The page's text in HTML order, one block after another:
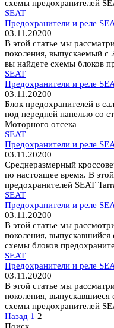
схемы предохранителей
SEAT
Предохранители и реле
03.11.20200
В этой статье мы
поколения, выпускаемый с
вы найдете схемы блоков
SEAT
Предохранители и реле
03.11.20200
Блок предохранителей в
под передней панелью со
Моторного отсека
SEAT
Предохранители и реле
03.11.20200
Среднеразмерный
по настоящее время. В
предохранителей SEAT
SEAT
Предохранители и реле
03.11.20200
В этой статье мы
поколения,
схемы блоков
SEAT
Предохранители и реле
03.11.20200
В этой статье мы
поколения, выпускавшиеся
схемы предохранителей
Пагинация
записей
Назад 1 2